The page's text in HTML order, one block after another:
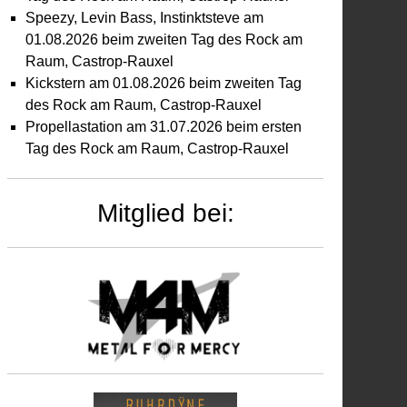
Speezy, Levin Bass, Instinktsteve am
01.08.2026 beim zweiten Tag des Rock am
Raum, Castrop-Rauxel
Kickstern am 01.08.2026 beim zweiten Tag
des Rock am Raum, Castrop-Rauxel
Propellastation am 31.07.2026 beim ersten
Tag des Rock am Raum, Castrop-Rauxel
Mitglied bei: